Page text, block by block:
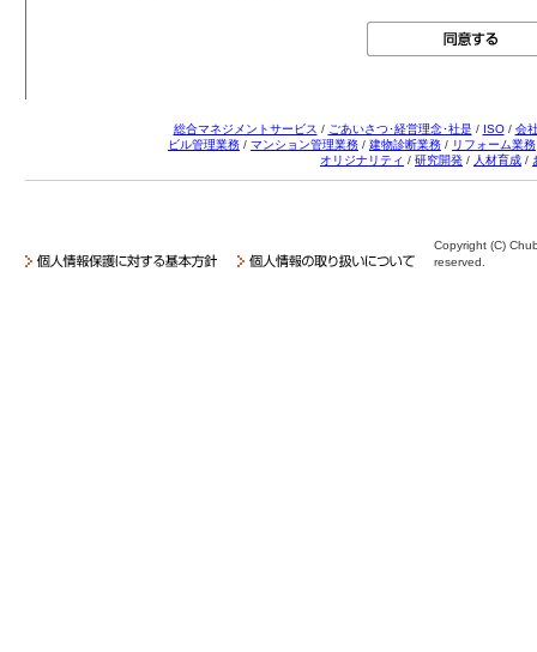
総合マネジメントサービス / ごあいさつ･経営理念･社是 / ISO/ 会
ビル管理業務 / マンション管理業務 / 建物診断業務 / リフォーム業務
オリジナリティ / 研究開発 / 人材育成 /
Copyright (C)
reserved.